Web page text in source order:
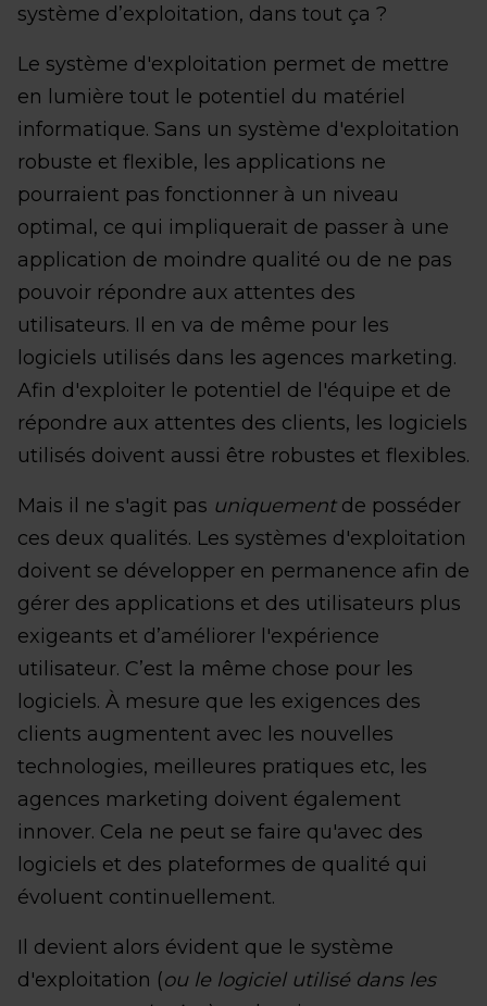
système d’exploitation, dans tout ça ?
Le système d'exploitation permet de mettre
en lumière tout le potentiel du matériel
informatique. Sans un système d'exploitation
robuste et flexible, les applications ne
pourraient pas fonctionner à un niveau
optimal, ce qui impliquerait de passer à une
application de moindre qualité ou de ne pas
pouvoir répondre aux attentes des
utilisateurs. Il en va de même pour les
logiciels utilisés dans les agences marketing.
Afin d'exploiter le potentiel de l'équipe et de
répondre aux attentes des clients, les logiciels
utilisés doivent aussi être robustes et flexibles.
Mais il ne s'agit pas uniquementde posséder
ces deux qualités. Les systèmes d'exploitation
doivent se développer en permanence afin de
gérer des applications et des utilisateurs plus
exigeants et d’améliorer l'expérience
utilisateur. C’est la même chose pour les
logiciels. À mesure que les exigences des
clients augmentent avec les nouvelles
technologies, meilleures pratiques etc, les
agences marketing doivent également
innover. Cela ne peut se faire qu'avec des
logiciels et des plateformes de qualité qui
évoluent continuellement.
Il devient alors évident que le système
d'exploitation (ou le logiciel utilisé dans les